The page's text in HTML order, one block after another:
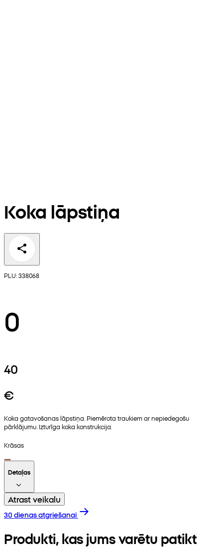
Koka lāpstiņa
PLU: 338068
0
40
€
Koka gatavošanas lāpstiņa. Piemērota traukiem ar nepiedegošu
pārklājumu. Izturīga koka konstrukcija.
Krāsas
Detaļas
Atrast veikalu
30 dienas atgriešanai
Produkti, kas jums varētu patikt